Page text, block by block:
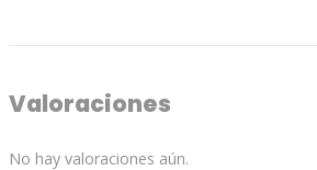
Valoraciones
No hay valoraciones aún.